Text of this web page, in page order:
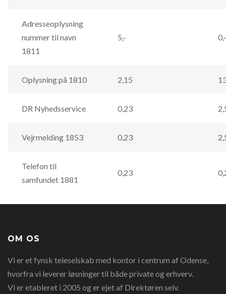
Adresseoplysning
nummer til navn
1811
5,- 0,-
Oplysning på 1810 2,15
DR Nyhedsservice 0,23
Vejrmelding 1853 0,23
Telefon til
samfundet 1881
0,23
OM OS
Vi er et fynsk teleselskab med kontor i centrum af Odense,
hvorfra vi leverer løsninger til både private og erhverv.
Vi er etableret i 2005 og er ejet af Direktøren selv.